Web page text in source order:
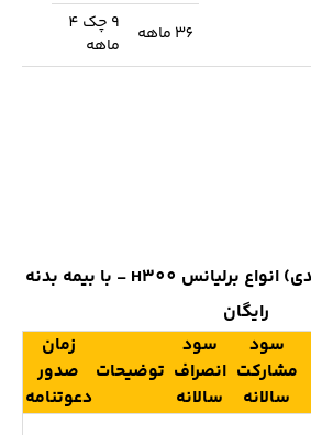
36 ماهه
9 چک 4
ماهه
پیش فروش عادی(نقدی) انواع برلیانس H300 - با بیمه بدنه
رایگان
سود
مشارکت
سالانه
سود
انصراف
سالانه
توضیحات
زمان
صدور
دعوتنامه